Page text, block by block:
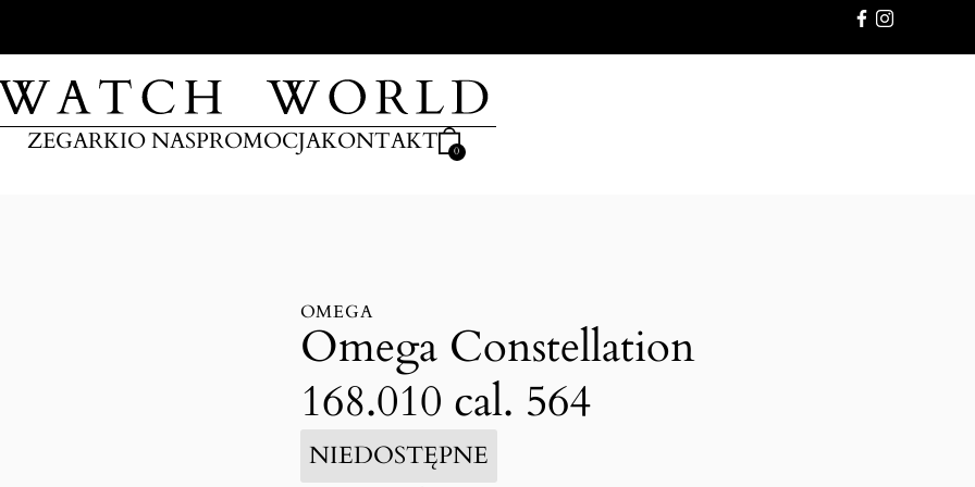
ZEGARKIO NASPROMOCJAKONTAKT 0
OMEGA
Omega Constellation
168.010 cal. 564
NIEDOSTĘPNE